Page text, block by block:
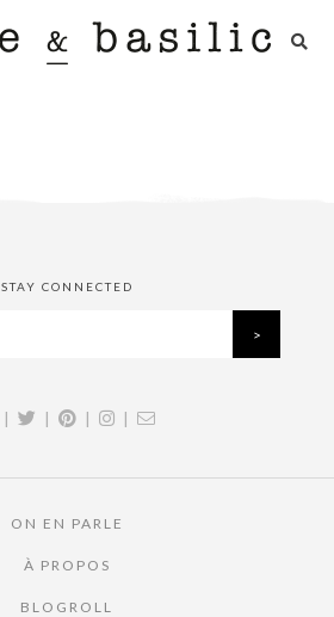
STAY CONNECTED
| | | |
ON EN PARLE
À PROPOS
BLOGROLL